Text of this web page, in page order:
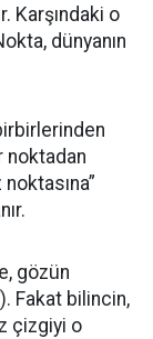
Karşındaki o
dünyanın
noktadan
gözün
Fakat bilincin,
çizgiyi o